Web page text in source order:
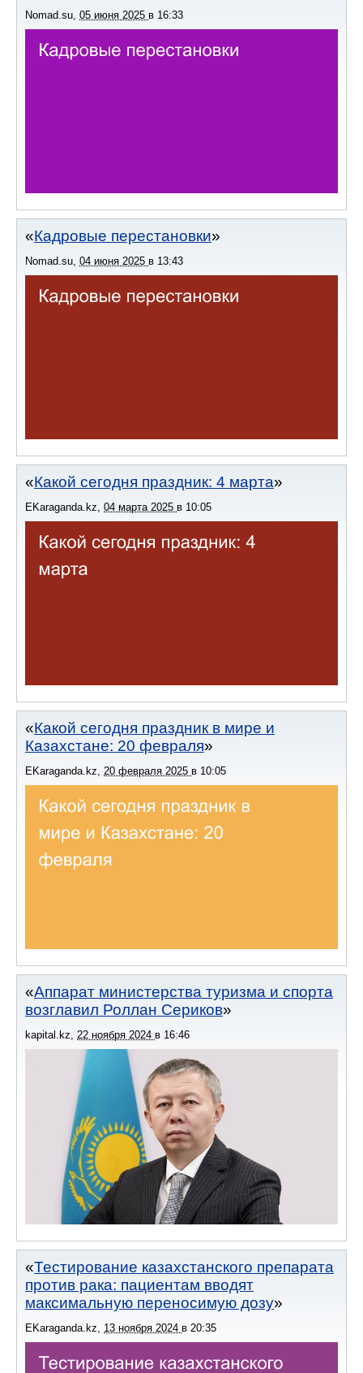
Nomad.su, 05 июня 2025 в 16:33
Кадровые перестановки
Nomad.su, 04 июня 2025 в 13:43
Какой сегодня праздник: 4 марта
EKaraganda.kz 04 марта 2025 в 10:05
Какой сегодня праздник в мире и
Казахстане: 20 февраля
EKaraganda.kz 20 февраля 2025 в 10:05
Аппарат министерства туризма и спорта
возглавил Роллан Сериков
kapital.kz 22 ноября 2024 в 16:46
Тестирование казахстанского препарата
против рака: пациентам вводят
максимальную переносимую дозу
EKaraganda.kz, 13 ноября 2024 в 20:35